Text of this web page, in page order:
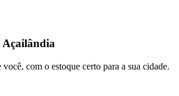
Açailândia
com o estoque certo para a sua cidade.